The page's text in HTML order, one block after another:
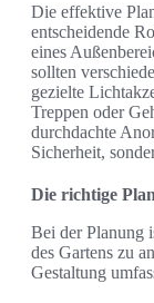
Die effektive
entscheidende
eines
sollten
gezielte
Treppen oder
durchdachte
Sicherheit,
Die richtige
Bei der Planung
des Gartens zu
Gestaltung